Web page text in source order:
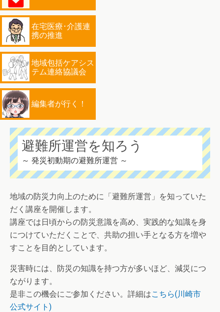
在宅医療･介護連
携の推進
地域包括ケアシス
テム連絡協議会
編集者が行く！
避難所運営を知ろう
～ 発災初動期の避難所運営 ～
地域の防災力向上のために「避難所運営」を知っていた
だく講座を開催します。
講座では日頃からの防災意識を高め、実践的な知識を身
につけていただくことで、共助の担い手となる方を増や
すことを目的としています。
災害時には、防災の知識を持つ方が多いほど、減災につ
ながります。
是非この機会にご参加ください。詳細はこちら(川崎市
公式サイト)